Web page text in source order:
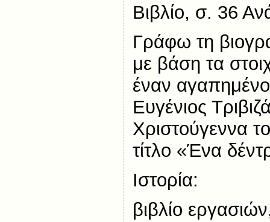
Βιβλίο, σ. 36
Γράφω τη
με βάση τα
έναν
Ευγένιος
Χριστούγεννα
τίτλο «Ένα
Ιστορία:
βιβλίο